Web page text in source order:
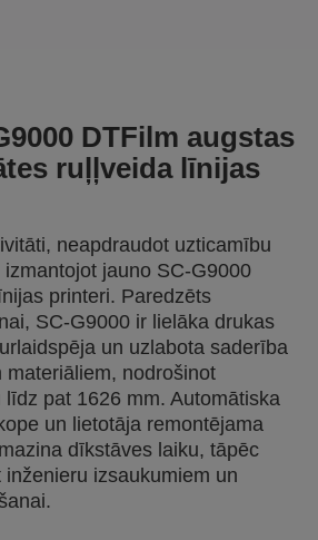
DTFilm augstas
ruļļveida līnijas
neapdraudot uzticamību
jauno SC-G9000
printeri. Paredzēts
SC-G9000 ir lielāka drukas
un uzlabota saderība
materiāliem, nodrošinot
pat 1626 mm. Automātiska
un lietotāja remontējama
dīkstāves laiku, tāpēc
izsaukumiem un